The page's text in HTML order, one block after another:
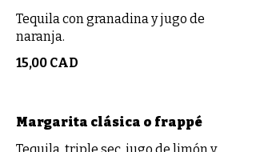
Tequila con granadina y jugo de
naranja.
15,00 CAD
Margarita clásica o frappé